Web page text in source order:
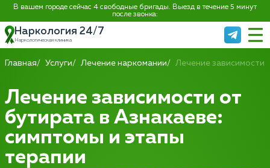
В вашем городе сейчас 4 свободные бригады. Выезд в течение 5 минут
после звонка:
Наркология 24/7
Наркологическая клиника
Главная Услуги Лечение наркомании Лечение зависимости
Лечение зависимости от
бутирата в Азнакаеве:
симптомы и этапы
терапии